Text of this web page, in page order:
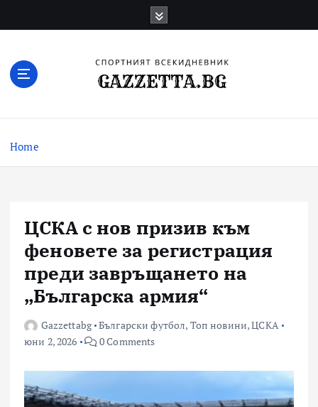
Home
ЦСКА с нов призив към
феновете за регистрация
преди завръщането на
„Българска армия“
Gazzettabg Български футбол, Топ новини,ЦСКА
юни 2, 2026
0 Comments